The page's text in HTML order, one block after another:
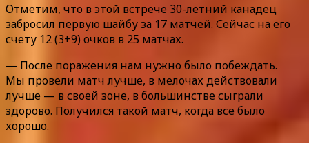
Отметим, что в этой встрече 30-летний канадец
забросил первую шайбу за 17 матчей. Сейчас на его
счету 12 (3+9) очков в 25 матчах.
— После поражения нам нужно было побеждать.
Мы провели матч лучше, в мелочах действовали
лучше — в своей зоне, в большинстве сыграли
здорово. Получился такой матч, когда все было
хорошо.